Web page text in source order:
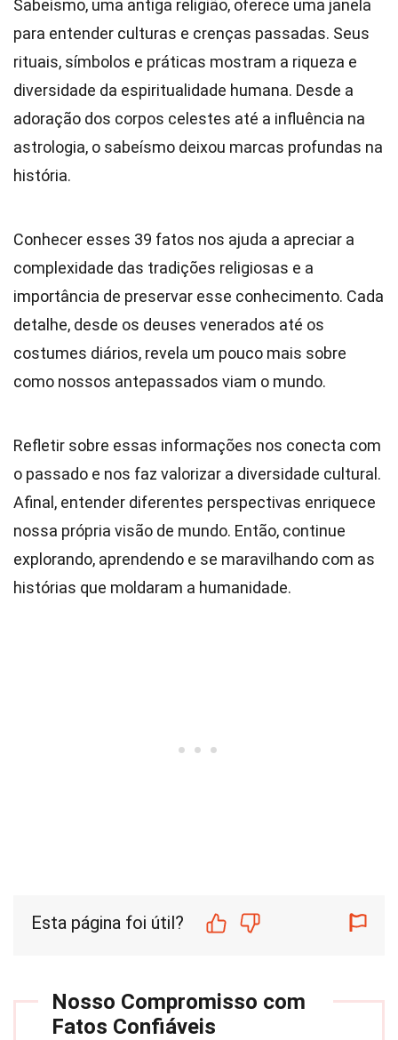
Sabeísmo, uma antiga religião, oferece uma janela
para entender culturas e crenças passadas. Seus
rituais, símbolos e práticas mostram a riqueza e
diversidade da espiritualidade humana. Desde a
adoração dos corpos celestes até a influência na
astrologia, o sabeísmo deixou marcas profundas na
história.
Conhecer esses 39 fatos nos ajuda a apreciar a
complexidade das tradições religiosas e a
importância de preservar esse conhecimento. Cada
detalhe, desde os deuses venerados até os
costumes diários, revela um pouco mais sobre
como nossos antepassados viam o mundo.
Refletir sobre essas informações nos conecta com
o passado e nos faz valorizar a diversidade cultural.
Afinal, entender diferentes perspectivas enriquece
nossa própria visão de mundo. Então, continue
explorando, aprendendo e se maravilhando com as
histórias que moldaram a humanidade.
Esta página foi útil?
Nosso Compromisso com
Fatos Confiáveis